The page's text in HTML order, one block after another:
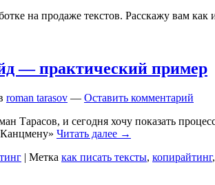
на продаже текстов. Расскажу вам как
— практический пример
roman tarasov — Оставить комментарий
Тарасов, и сегодня хочу показать
Читать далее →
| Метка как писать тексты, копирайтинг,